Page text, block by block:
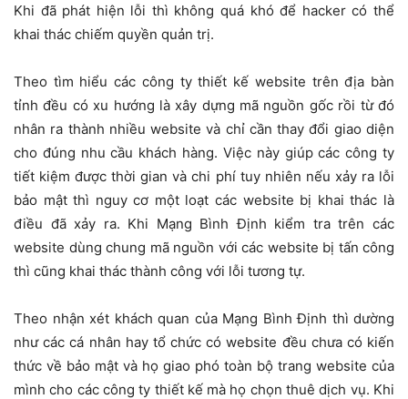
Khi đã phát hiện lỗi thì không quá khó để hacker có thể
khai thác chiếm quyền quản trị.
Theo tìm hiểu các công ty thiết kế website trên địa bàn
tỉnh đều có xu hướng là xây dựng mã nguồn gốc rồi từ đó
nhân ra thành nhiều website và chỉ cần thay đổi giao diện
cho đúng nhu cầu khách hàng. Việc này giúp các công ty
tiết kiệm được thời gian và chi phí tuy nhiên nếu xảy ra lỗi
bảo mật thì nguy cơ một loạt các website bị khai thác là
điều đã xảy ra. Khi Mạng Bình Định kiểm tra trên các
website dùng chung mã nguồn với các website bị tấn công
thì cũng khai thác thành công với lỗi tương tự.
Theo nhận xét khách quan của Mạng Bình Định thì dường
như các cá nhân hay tổ chức có website đều chưa có kiến
thức về bảo mật và họ giao phó toàn bộ trang website của
mình cho các công ty thiết kế mà họ chọn thuê dịch vụ. Khi